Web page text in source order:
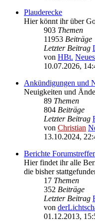
Plauderecke
Hier könnt ihr über
903 Themen
11953 Beiträge
Letzter Beitrag
von HBt.
10.07.2026,
Ankündigungen und
Neuigkeiten und
89 Themen
804 Beiträge
Letzter Beitrag
von Christian
13.10.2024,
Berichte
Hier findet ihr alle
die bisher
17 Themen
352 Beiträge
Letzter Beitrag
von
01.12.2013,